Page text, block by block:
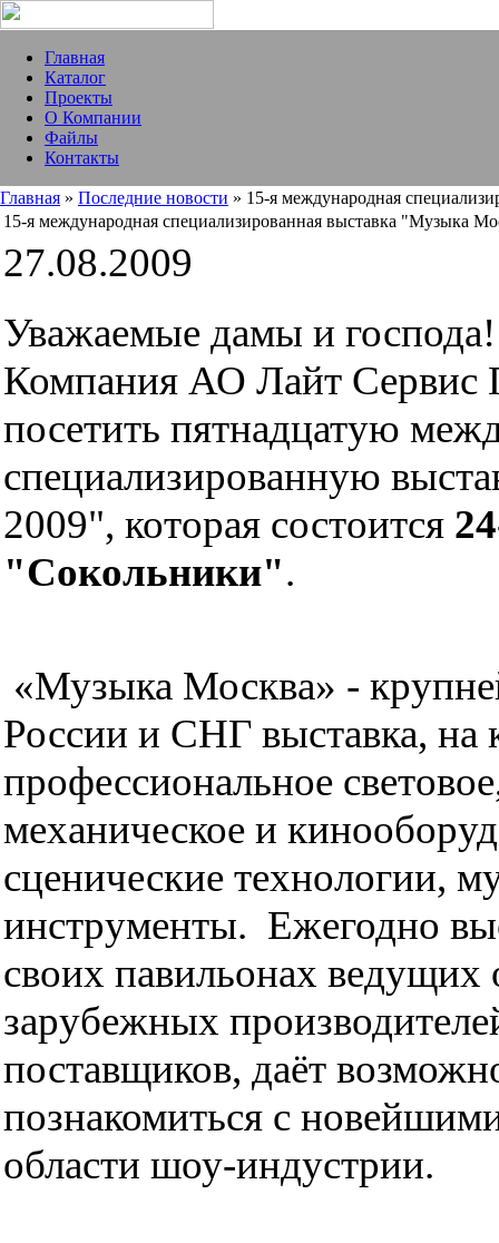
Главная
Каталог
Проекты
О Компании
Файлы
Контакты
Главная » Последние новости » 15-я международная
15-я международная специализированная выставка "Музыка
27.08.2009
Уважаемые дамы и господа!
Компания АО Лайт Сервис
посетить пятнадцатую
специализированную
2009", которая состоится
"Сокольники".
«Музыка Москва» -
России и СНГ выставка, на
профессиональное
механическое и
сценические технологии,
инструменты. Ежегодно
своих павильонах ведущих
зарубежных
поставщиков, даёт
познакомиться с
области шоу-индустрии.